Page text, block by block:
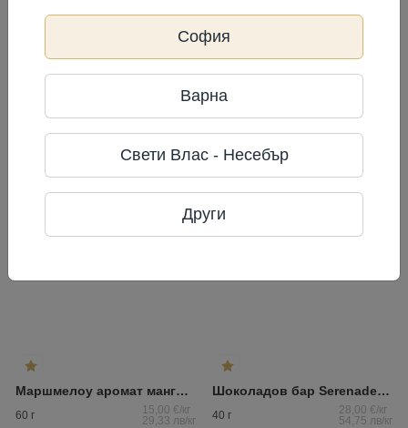
Телефон: +37166047555
Адрес: "Benūžu - Skauģi", Babītes
pag., Babītes nov., Латвия,
Често разглеждани
Маршмелоу аромат манго/маракуя DEMI
60 г
15,00 €/кг
29,33 лв/кг
Шоколадов бар Serenade Laima
40 г
28,00 €/кг
54,75 лв/кг
София
Варна
Свети Влас - Несебър
Други